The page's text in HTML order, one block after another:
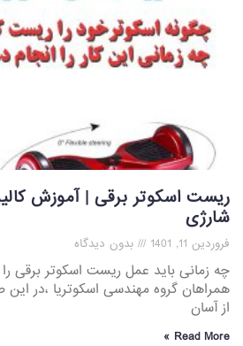
ریست اسکوتر برقی | آموزش
شارژی
فروردین 11, 1401 بدون دیدگاه
چه زمانی باید عمل ریست اسکوتر برقی
همراهان گروه مهندسی اسکوتریا ،در
از آسان
Read More »